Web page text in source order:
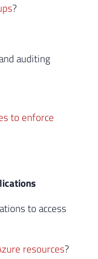
?
auditing
to enforce
to access
resources?